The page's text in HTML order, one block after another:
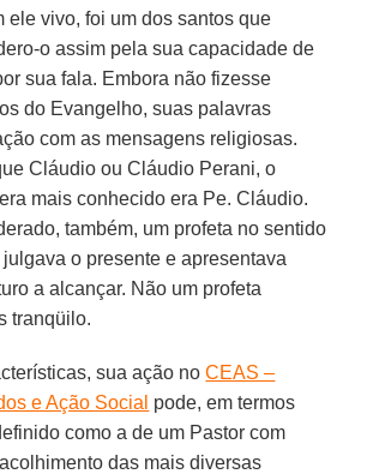
ele vivo, foi um dos santos que
o assim pela sua capacidade de
sua fala. Embora não fizesse
do Evangelho, suas palavras
com as mensagens religiosas.
Cláudio ou Cláudio Perani, o
mais conhecido era Pe. Cláudio.
também, um profeta no sentido
o presente e apresentava
a alcançar. Não um profeta
tranqüilo.
sua ação noCEAS –
e Ação Social pode, em termos
como a de um Pastor com
das mais diversas